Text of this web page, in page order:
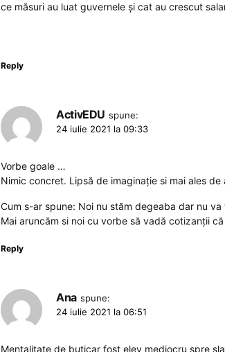
ce măsuri au luat guvernele și cat au crescut
Reply
ActivEDU spune:
24 iulie 2021 la 09:33
Vorbe goale …
Nimic concret. Lipsă de imaginație si mai ales de
Cum s-ar spune: Noi nu stăm degeaba dar nu
Mai aruncăm si noi cu vorbe să vadă cotizanții
Reply
Ana spune:
24 iulie 2021 la 06:51
Mentalitate de buticar fost elev mediocru spre